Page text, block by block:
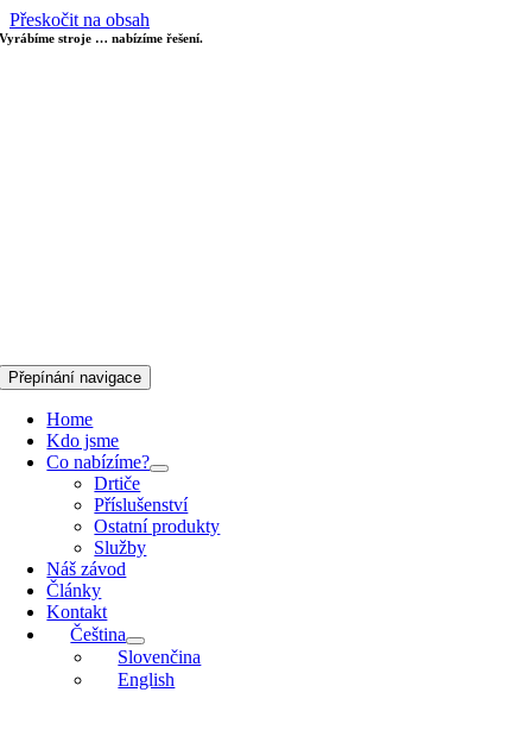
Přeskočit na obsah
Vyrábíme stroje … nabízíme řešení.
Přepínání navigace
Home
Kdo jsme
Co nabízíme?
Drtiče
Příslušenství
Ostatní produkty
Služby
Náš závod
Články
Kontakt
Čeština
Slovenčina
English